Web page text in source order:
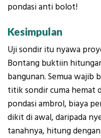
pondasi anti bolot!
Kesimpulan
Uji sondir itu nyawa
Bontang buktiin
bangunan. Semua wajib
titik sondir cuma hemat
pondasi ambrol, biaya
dikit di awal, daripada
tanahnya, hitung